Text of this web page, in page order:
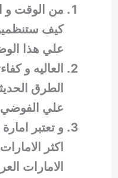
من الوقت و
كيف
علي هذا
العاليه و
الطرق
علي
و تعتبر
اكثر
الامارات